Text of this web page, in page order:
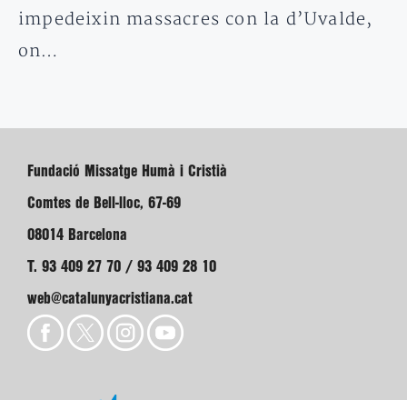
impedeixin massacres con la d’Uvalde,
on…
Fundació Missatge Humà i Cristià
Comtes de Bell-lloc, 67-69
08014 Barcelona
T. 93 409 27 70 / 93 409 28 10
web@catalunyacristiana.cat